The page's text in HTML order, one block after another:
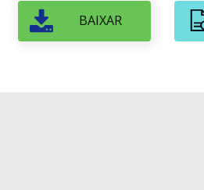
BAIXAR